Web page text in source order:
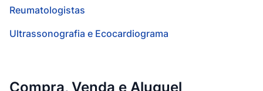
Reumatologistas
Ultrassonografia e Ecocardiograma
Compra, Venda e Aluguel